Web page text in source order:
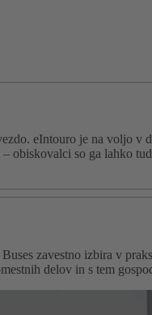
eIntouro je na voljo v
obiskovalci so ga lahko
zavestno izbira v
delov in s tem